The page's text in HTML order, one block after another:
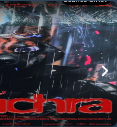
de dés
annonce VF
05/08
21h00